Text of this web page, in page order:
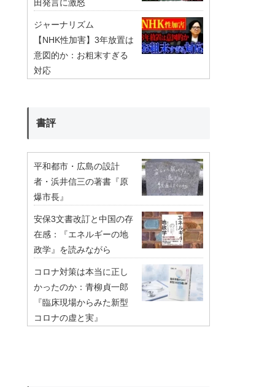
田発言に激怒
ジャーナリズム
【NHK性加害】3年放置は
意図的か：お粗末すぎる
対応
書評
平和都市・広島の設計
者・浜井信三の著書『原
爆市長』
安保3文書改訂と中国の存
在感：『エネルギーの地
政学』を読みながら
コロナ対策は本当に正し
かったのか：青柳貞一郎
『臨床現場からみた新型
コロナの虚と実』